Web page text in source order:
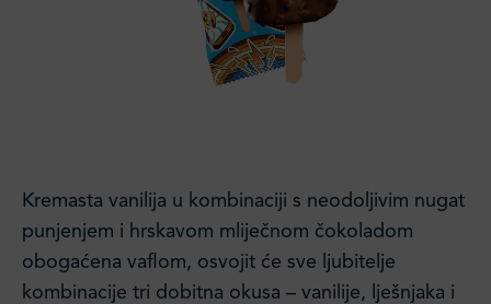
Kremasta vanilija u kombinaciji s neodoljivim nugat
punjenjem i hrskavom mliječnom čokoladom
obogaćena vaflom, osvojit će sve ljubitelje
kombinacije tri dobitna okusa – vanilije, lješnjaka i